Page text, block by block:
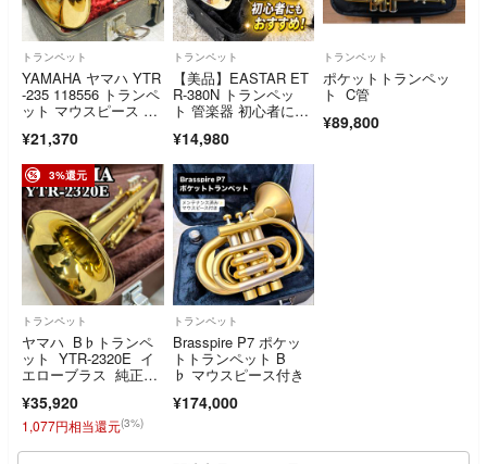
トランペット
YAMAHA ヤマハ YTR
-235 118556 トランペ
ット マウスピース 入
奏楽 ケース KG-18
¥21,370
トランペット
【美品】EASTAR ET
R-380N トランペッ
ト 管楽器 初心者にも
¥14,980
トランペット
ポケットトランペッ
ト C管
¥89,800
3%還元
トランペット
ヤマハ B♭トランペ
ット YTR-2320E イ
エローブラス 純正マ
正ケース 管楽器 YA
MAHA trumpet
¥35,920
1,077円相当還元(3%)
トランペット
Brasspire P7 ポケッ
トトランペット B
♭ マウスピース付き
¥174,000